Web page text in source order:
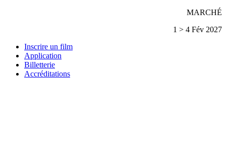
MARCHÉ
1 > 4 Fév 2027
Inscrire un film
Application
Billetterie
Accréditations